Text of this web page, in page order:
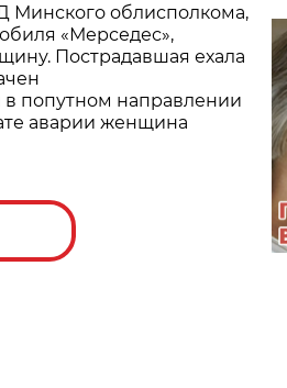
Минского облисполкома,
«Мерседес»,
Пострадавшая ехала
попутном направлении
аварии женщина